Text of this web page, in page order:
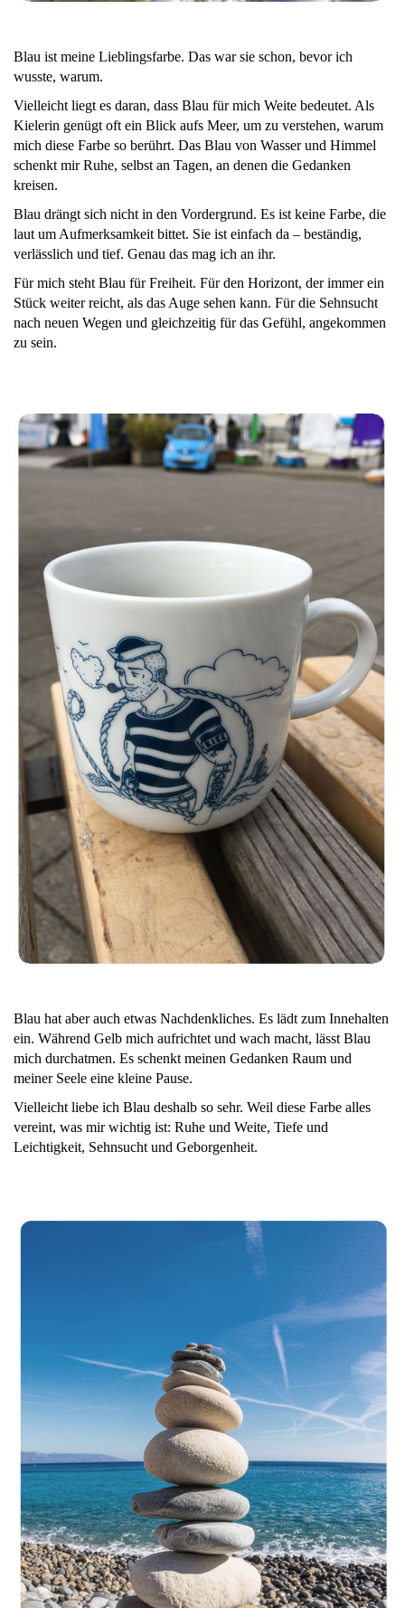
Blau ist meine Lieblingsfarbe. Das war sie schon, bevor ich
wusste, warum.
Vielleicht liegt es daran, dass Blau für mich Weite bedeutet. Als
Kielerin genügt oft ein Blick aufs Meer, um zu verstehen, warum
mich diese Farbe so berührt. Das Blau von Wasser und Himmel
schenkt mir Ruhe, selbst an Tagen, an denen die Gedanken
kreisen.
Blau drängt sich nicht in den Vordergrund. Es ist keine Farbe, die
laut um Aufmerksamkeit bittet. Sie ist einfach da – beständig,
verlässlich und tief. Genau das mag ich an ihr.
Für mich steht Blau für Freiheit. Für den Horizont, der immer ein
Stück weiter reicht, als das Auge sehen kann. Für die Sehnsucht
nach neuen Wegen und gleichzeitig für das Gefühl, angekommen
zu sein.
Blau hat aber auch etwas Nachdenkliches. Es lädt zum Innehalten
ein. Während Gelb mich aufrichtet und wach macht, lässt Blau
mich durchatmen. Es schenkt meinen Gedanken Raum und
meiner Seele eine kleine Pause.
Vielleicht liebe ich Blau deshalb so sehr. Weil diese Farbe alles
vereint, was mir wichtig ist: Ruhe und Weite, Tiefe und
Leichtigkeit, Sehnsucht und Geborgenheit.